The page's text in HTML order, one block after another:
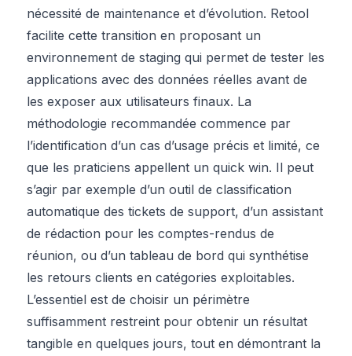
nécessité de maintenance et d’évolution. Retool
facilite cette transition en proposant un
environnement de staging qui permet de tester les
applications avec des données réelles avant de
les exposer aux utilisateurs finaux. La
méthodologie recommandée commence par
l’identification d’un cas d’usage précis et limité, ce
que les praticiens appellent un quick win. Il peut
s’agir par exemple d’un outil de classification
automatique des tickets de support, d’un assistant
de rédaction pour les comptes-rendus de
réunion, ou d’un tableau de bord qui synthétise
les retours clients en catégories exploitables.
L’essentiel est de choisir un périmètre
suffisamment restreint pour obtenir un résultat
tangible en quelques jours, tout en démontrant la